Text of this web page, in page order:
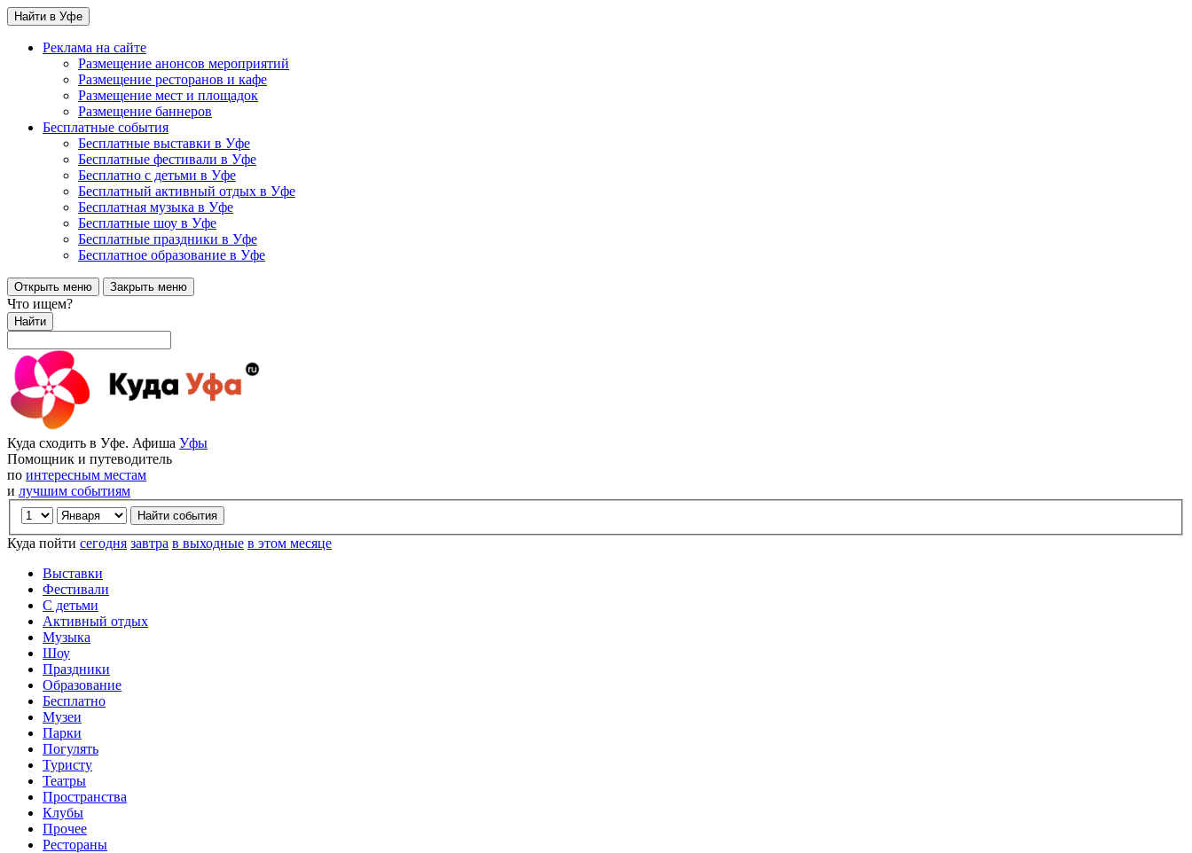
Найти в Уфе
Реклама на сайте
Размещение анонсов мероприятий
Размещение ресторанов и кафе
Размещение мест и площадок
Размещение баннеров
Бесплатные события
Бесплатные выставки в Уфе
Бесплатные фестивали в Уфе
Бесплатно с детьми в Уфе
Бесплатный активный отдых в Уфе
Бесплатная музыка в Уфе
Бесплатные шоу в Уфе
Бесплатные праздники в Уфе
Бесплатное образование в Уфе
Открыть меню Закрыть меню
Что ищем?
Найти
Куда сходить в Уфе. Афиша Уфы
Помощник и путеводитель
по интересным местам
и лучшим событиям
Куда пойти сегодня завтра в выходные в этом месяце
Выставки
Фестивали
С детьми
Активный отдых
Музыка
Шоу
Праздники
Образование
Бесплатно
Музеи
Парки
Погулять
Туристу
Театры
Пространства
Клубы
Прочее
Рестораны